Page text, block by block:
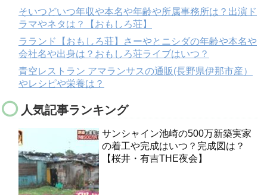
そいつどいつ年収や本名や年齢や所属事務所は？出演ド
ラマやネタは？【おもしろ荘】
ラランド【おもしろ荘】さーやとニシダの年齢や本名や
会社名や出身は？おもしろ荘ライブはいつ？
青空レストラン アマランサスの通販(長野県伊那市産）
やレシピや栄養は？
人気記事ランキング
サンシャイン池崎の500万新築実家
の着工や完成はいつ？完成図は？
【桜井・有吉THE夜会】